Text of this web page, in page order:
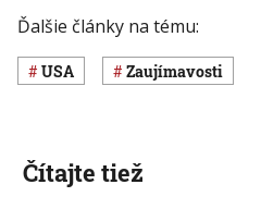
Ďalšie články na tému:
USA Zaujímavosti
Čítajte tiež